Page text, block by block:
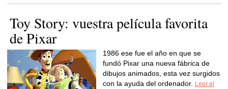
Toy Story: vuestra película favorita
de Pixar
1986 ese fue el año en que se
fundó Pixar una nueva fábrica de
dibujos animados, esta vez surgidos
con la ayuda del ordenador.
Leer el